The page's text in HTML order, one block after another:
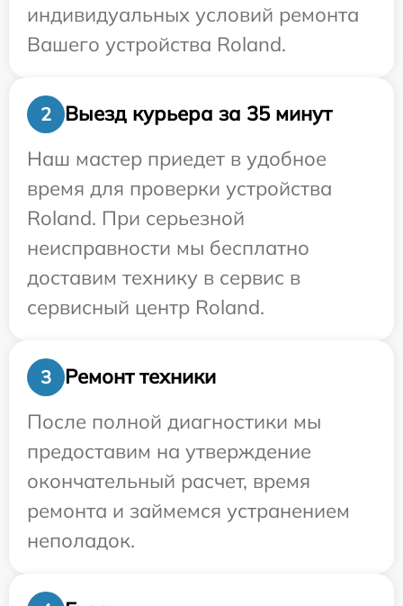
индивидуальных условий ремонта
Вашего устройства Roland.
2
Выезд курьера за 35 минут
Наш мастер приедет в удобное
время для проверки устройства
Roland. При серьезной
неисправности мы бесплатно
доставим технику в сервис в
сервисный центр Roland.
3
Ремонт техники
После полной диагностики мы
предоставим на утверждение
окончательный расчет, время
ремонта и займемся устранением
неполадок.